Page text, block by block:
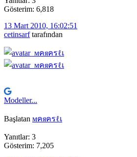
Gösterim: 6,818
13 Mart 2010, 16:02:51
cetinsarftarafından
Modeller...
Başlatan мคяครℓเ
Yanıtlar: 3
Gösterim: 7,205